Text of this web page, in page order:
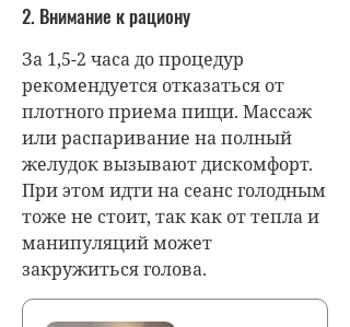
2. Внимание к рациону
За 1,5-2 часа до процедур
рекомендуется отказаться от
плотного приема пищи. Массаж
или распаривание на полный
желудок вызывают дискомфорт.
При этом идти на сеанс голодным
тоже не стоит, так как от тепла и
манипуляций может
закружиться голова.